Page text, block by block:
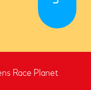
Race Planet